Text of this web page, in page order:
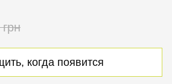
когда появится